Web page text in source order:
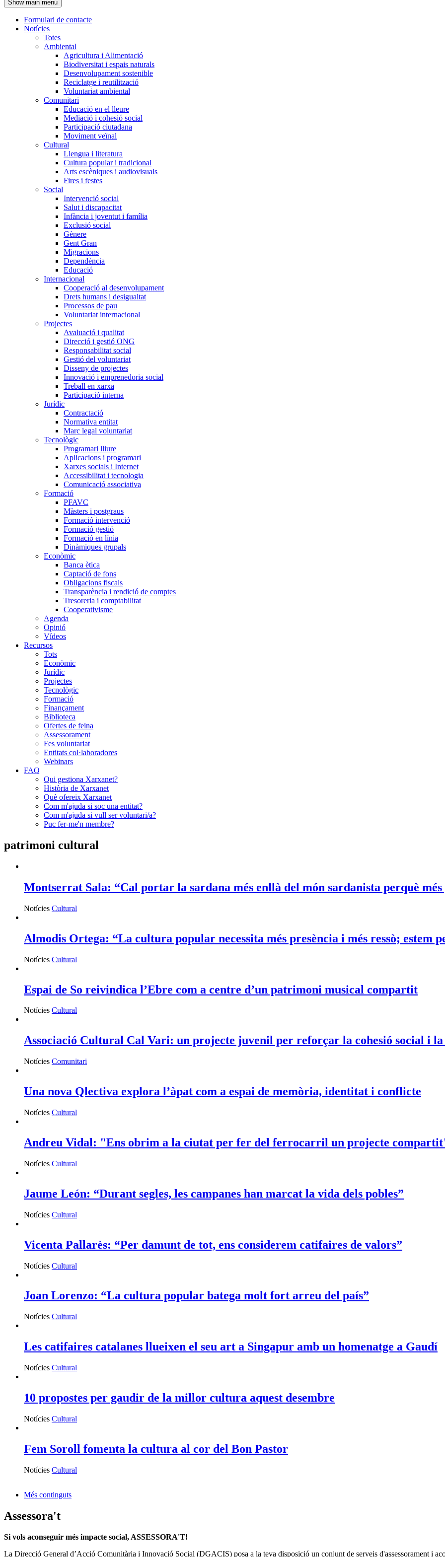
l'encapçalament
Show main menu
Navegació
principal
Formulari de contacte
Notícies
Totes
Ambiental
Agricultura i Alimentació
Biodiversitat i espais naturals
Desenvolupament sostenible
Reciclatge i reutilització
Voluntariat ambiental
Comunitari
Educació en el lleure
Mediació i cohesió social
Participació ciutadana
Moviment veïnal
Cultural
Llengua i literatura
Cultura popular i tradicional
Arts escèniques i audiovisuals
Fires i festes
Social
Intervenció social
Salut i discapacitat
Infància i joventut i família
Exclusió social
Gènere
Gent Gran
Migracions
Dependència
Educació
Internacional
Cooperació al desenvolupament
Drets humans i desigualtat
Processos de pau
Voluntariat internacional
Projectes
Avaluació i qualitat
Direcció i gestió ONG
Responsabilitat social
Gestió del voluntariat
Disseny de projectes
Innovació i emprenedoria social
Treball en xarxa
Participació interna
Jurídic
Contractació
Normativa entitat
Marc legal voluntariat
Tecnològic
Programari lliure
Aplicacions i programari
Xarxes socials i Internet
Accessibilitat i tecnologia
Comunicació associativa
Formació
PFAVC
Màsters i postgraus
Formació intervenció
Formació gestió
Formació en línia
Dinàmiques grupals
Econòmic
Banca ètica
Captació de fons
Obligacions fiscals
Transparència i rendició de comptes
Tresoreria i comptabilitat
Cooperativisme
Agenda
Opinió
Vídeos
Recursos
Tots
Econòmic
Jurídic
Projectes
Tecnològic
Formació
Finançament
Biblioteca
Ofertes de feina
Assessorament
Fes voluntariat
Entitats col·laboradores
Webinars
FAQ
Qui gestiona Xarxanet?
Història de Xarxanet
Què ofereix Xarxanet
Com m'ajuda si soc una entitat?
Com m'ajuda si vull ser voluntari/a?
Puc fer-me'n membre?
patrimoni cultural
Montserrat Sala: “Cal portar la sardana més enllà del món sardanista perquè
Notícies Cultural
Almodis Ortega: “La cultura popular necessita més presència i més ressò; estem
Notícies Cultural
Espai de So reivindica l’Ebre com a centre d’un patrimoni musical compartit
Notícies Cultural
Associació Cultural Cal Vari: un projecte juvenil per reforçar la cohesió social i
Notícies Comunitari
Una nova Qlectiva explora l’àpat com a espai de memòria, identitat i conflicte
Notícies Cultural
Andreu Vidal: "Ens obrim a la ciutat per fer del ferrocarril un projecte
Notícies Cultural
Jaume León: “Durant segles, les campanes han marcat la vida dels pobles”
Notícies Cultural
Vicenta Pallarès: “Per damunt de tot, ens considerem catifaires de valors”
Notícies Cultural
Joan Lorenzo: “La cultura popular batega molt fort arreu del país”
Notícies Cultural
Les catifaires catalanes llueixen el seu art a Singapur amb un homenatge a Gaudí
Notícies Cultural
10 propostes per gaudir de la millor cultura aquest desembre
Notícies Cultural
Fem Soroll fomenta la cultura al cor del Bon Pastor
Notícies Cultural
Més continguts
Assessora't
Si vols aconseguir més impacte social, ASSESSORA'T!
La Direcció General d’Acció Comunitària i Innovació Social (DGACIS) posa a la teva disposició un conjunt de serveis d'assessorament i